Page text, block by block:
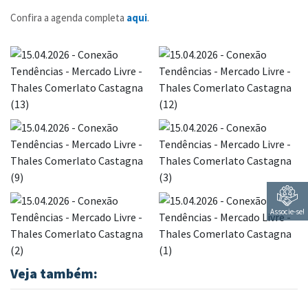
Associe-se!
Confira a agenda completa aqui.
Veja também: